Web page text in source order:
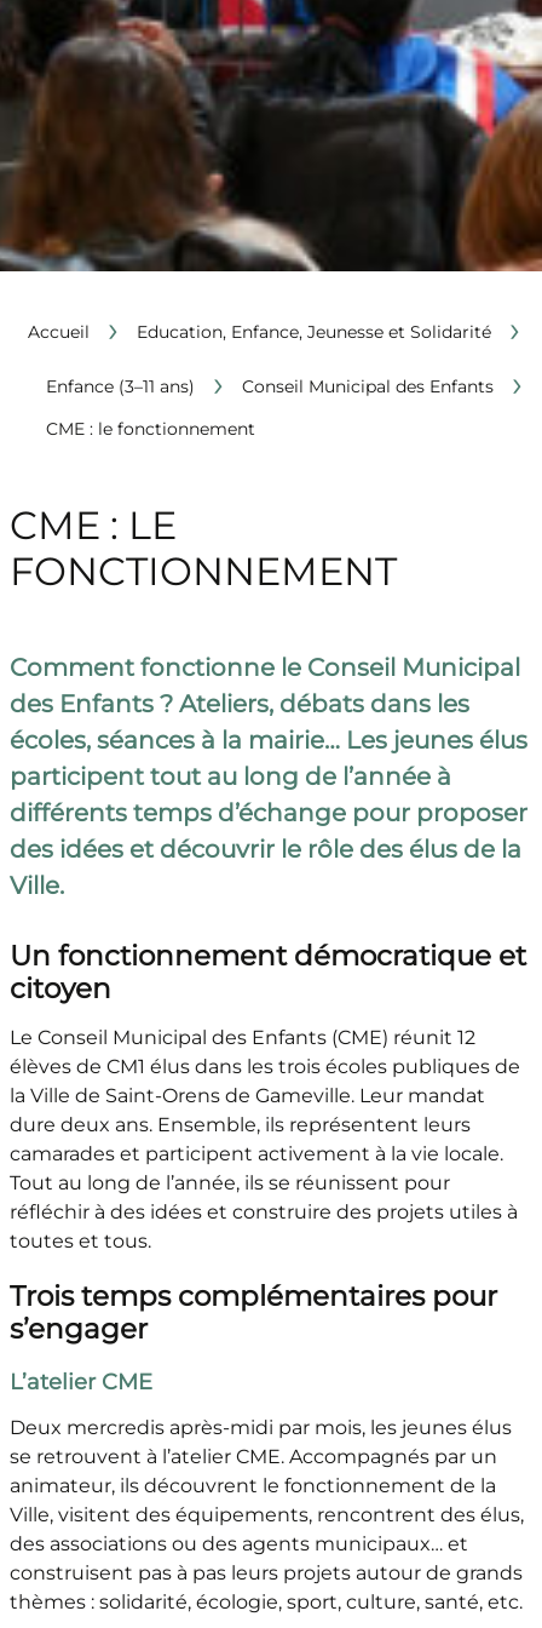
Accueil › Education, Enfance, Jeunesse et Solidarité ›
Enfance (3–11 ans) › Conseil Municipal des Enfants ›
CME : le fonctionnement
CME : LE
FONCTIONNEMENT
Comment fonctionne le Conseil Municipal
des Enfants ? Ateliers, débats dans les
écoles, séances à la mairie… Les jeunes élus
participent tout au long de l’année à
différents temps d’échange pour proposer
des idées et découvrir le rôle des élus de la
Ville.
Un fonctionnement démocratique et
citoyen
Le Conseil Municipal des Enfants (CME) réunit 12
élèves de CM1 élus dans les trois écoles publiques de
la Ville de Saint-Orens de Gameville. Leur mandat
dure deux ans. Ensemble, ils représentent leurs
camarades et participent activement à la vie locale.
Tout au long de l’année, ils se réunissent pour
réfléchir à des idées et construire des projets utiles à
toutes et tous.
Trois temps complémentaires pour
s’engager
L’atelier CME
Deux mercredis après-midi par mois, les jeunes élus
se retrouvent à l’atelier CME. Accompagnés par un
animateur, ils découvrent le fonctionnement de la
Ville, visitent des équipements, rencontrent des élus,
des associations ou des agents municipaux… et
construisent pas à pas leurs projets autour de grands
thèmes : solidarité, écologie, sport, culture, santé, etc.